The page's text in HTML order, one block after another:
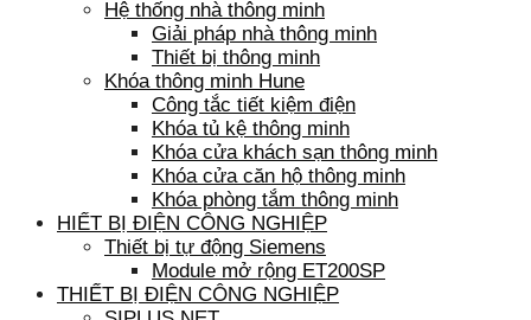
Hệ thống nhà thông minh
Giải pháp nhà thông minh
Thiết bị thông minh
Khóa thông minh Hune
Công tắc tiết kiệm điện
Khóa tủ kệ thông minh
Khóa cửa khách sạn thông minh
Khóa cửa căn hộ thông minh
Khóa phòng tắm thông minh
HIẾT BỊ ĐIỆN CÔNG NGHIỆP
Thiết bị tự động Siemens
Module mở rộng ET200SP
THIẾT BỊ ĐIỆN CÔNG NGHIỆP